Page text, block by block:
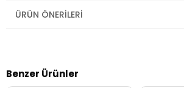
ÜRÜN ÖNERILERI
Benzer Ürünler